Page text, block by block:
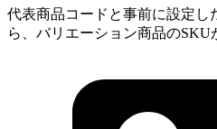
代表商品コードと事前に設定し
ら、バリエーション商品のSKU